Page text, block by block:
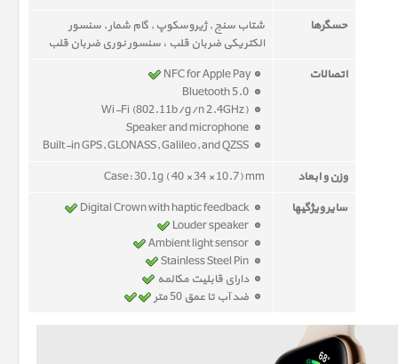
حسگرها
شتاب سنج , ژیروسکوپ , گام شمار , سنسور
الکتریکی ضربان قلب ، سنسور نوری ضربان قلب
اتصالات
NFC for Apple Pay
وزن و ابعاد
Case: 30.1g ( 40 × 34 × 10.7) mm
سایر ویژگیها
دارای قابلیت مکالمه
ضد آب تا عمق 50 متر